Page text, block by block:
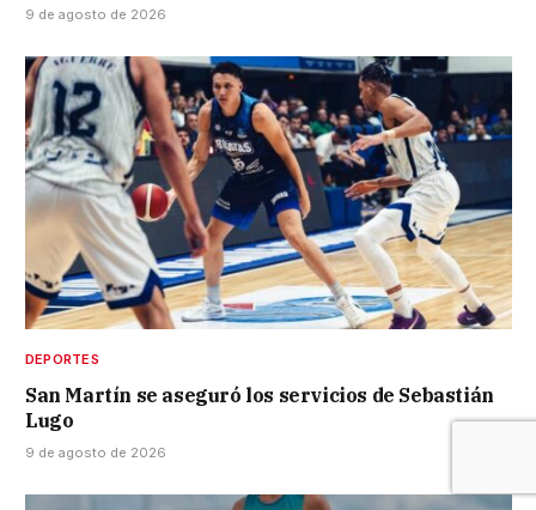
9 de agosto de 2026
DEPORTES
San Martín se aseguró los servicios de Sebastián
Lugo
9 de agosto de 2026